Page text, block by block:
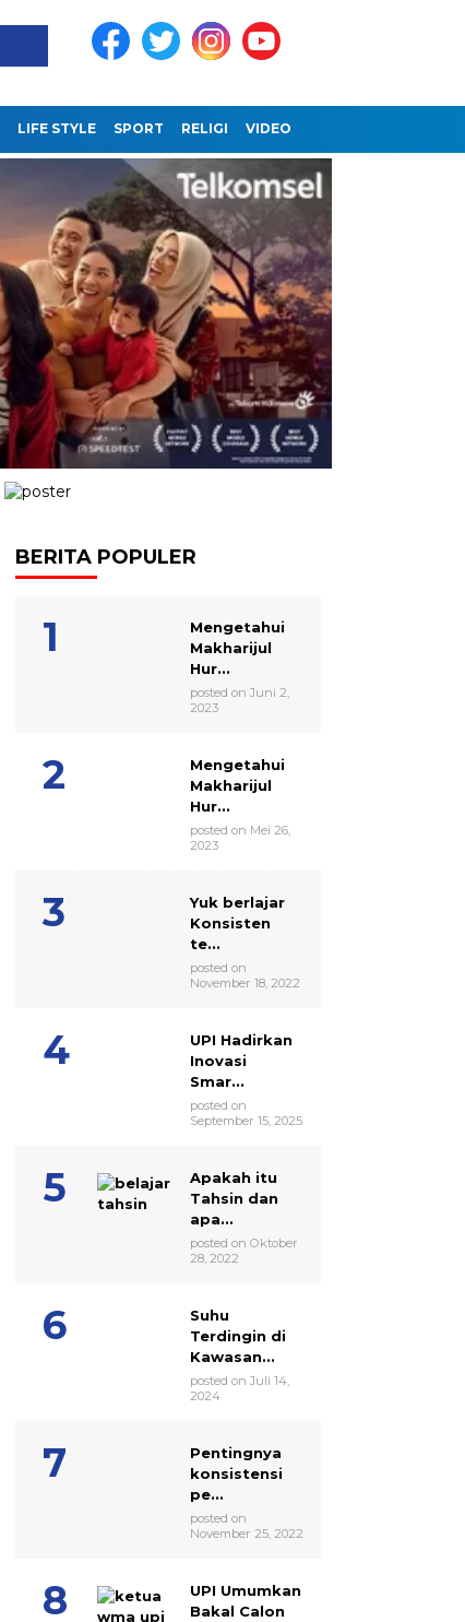
LIFE STYLE SPORT RELIGI VIDEO
BERITA POPULER
Mengetahui
Makharijul
Hur...
posted on Juni 2,
2023
Mengetahui
Makharijul
Hur...
posted on Mei 26,
2023
Yuk berlajar
Konsisten
te...
posted on
November 18, 2022
UPI Hadirkan
Inovasi
Smar...
posted on
September 15, 2025
Apakah itu
Tahsin dan
apa...
posted on Oktober
28, 2022
Suhu
Terdingin di
Kawasan...
posted on Juli 14,
2024
Pentingnya
konsistensi
pe...
posted on
November 25, 2022
UPI Umumkan
Bakal Calon